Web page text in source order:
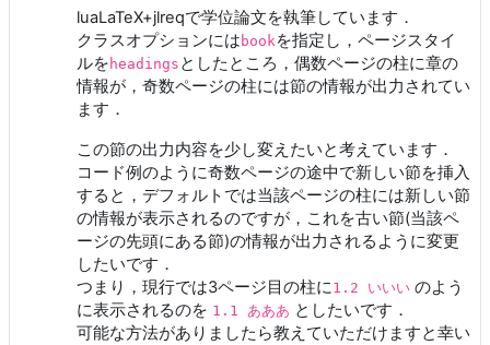
luaLaTeX+jlreqで学位論文を執筆しています．
クラスオプションには bookを指定し，ページスタイ
ルを headings としたところ，偶数ページの柱に章の
情報が，奇数ページの柱には節の情報が出力されてい
ます．
この節の出力内容を少し変えたいと考えています．
コード例のように奇数ページの途中で新しい節を挿入
すると，デフォルトでは当該ページの柱には新しい節
の情報が表示されるのですが，これを古い節(当該ペ
ージの先頭にある節)の情報が出力されるように変更
したいです．
つまり，現行では3ページ目の柱に1.2 いいい のよう
に表示されるのを 1.1 あああ としたいです．
可能な方法がありましたら教えていただけますと幸い